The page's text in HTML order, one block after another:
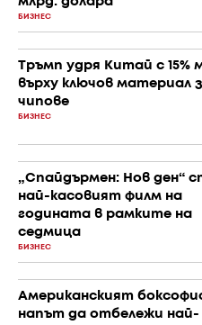
БИЗНЕС
Тръмп удря Китай с 15%
върху ключов материал
чипове
БИЗНЕС
„Спайдърмен: Нов ден“
най-касовият филм на
годината в рамките на
седмица
БИЗНЕС
Американският
напът да отбележи най-